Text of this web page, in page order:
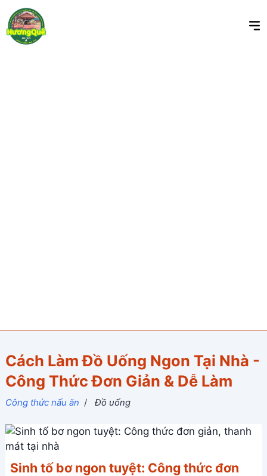
Cách Làm Đồ Uống Ngon Tại Nhà -
Công Thức Đơn Giản & Dễ Làm
Công thức nấu ăn / Đồ uống
Sinh tố bơ ngon tuyệt: Công thức đơn